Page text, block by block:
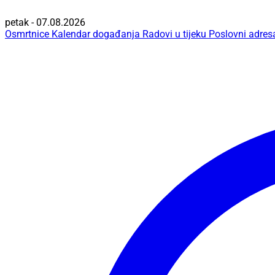
petak - 07.08.2026
Osmrtnice Kalendar događanja Radovi u tijeku Poslovni